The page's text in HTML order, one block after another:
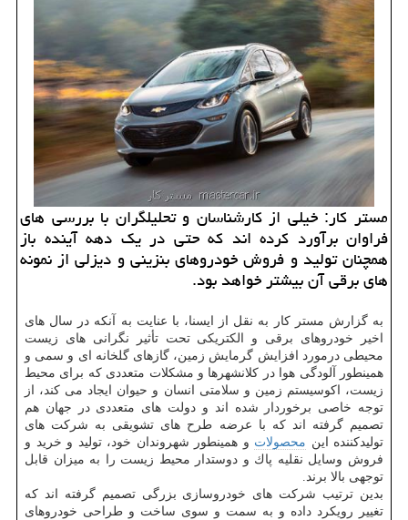
مستر كار: خیلی از كارشناسان و تحلیلگران با بررسی های
فراوان برآورد كرده اند كه حتی در یك دهه آینده باز
همچنان تولید و فروش خودروهای بنزینی و دیزلی از نمونه
های برقی آن بیشتر خواهد بود.
به گزارش مستر كار به نقل از ایسنا، با عنایت به آنكه در سال های
اخیر خودروهای برقی و الكتریكی تحت تأثیر نگرانی های زیست
محیطی درمورد افزایش گرمایش زمین، گازهای گلخانه ای و سمی و
همینطور آلودگی هوا در كلانشهرها و مشكلات متعددی كه برای محیط
زیست، اكوسیستم زمین و سلامتی انسان و حیوان ایجاد می كند، از
توجه خاصی برخوردار شده اند و دولت های متعددی در جهان هم
تصمیم گرفته اند كه با عرضه طرح های تشویقی به شركت های
تولیدكننده این محصولات و همینطور شهروندان خود، تولید و خرید و
فروش وسایل نقلیه پاك و دوستدار محیط زیست را به میزان قابل
توجهی بالا برند.
بدین ترتیب شركت های خودروسازی بزرگی تصمیم گرفته اند كه
تغییر رویكرد داده و به سمت و سوی ساخت و طراحی خودروهای